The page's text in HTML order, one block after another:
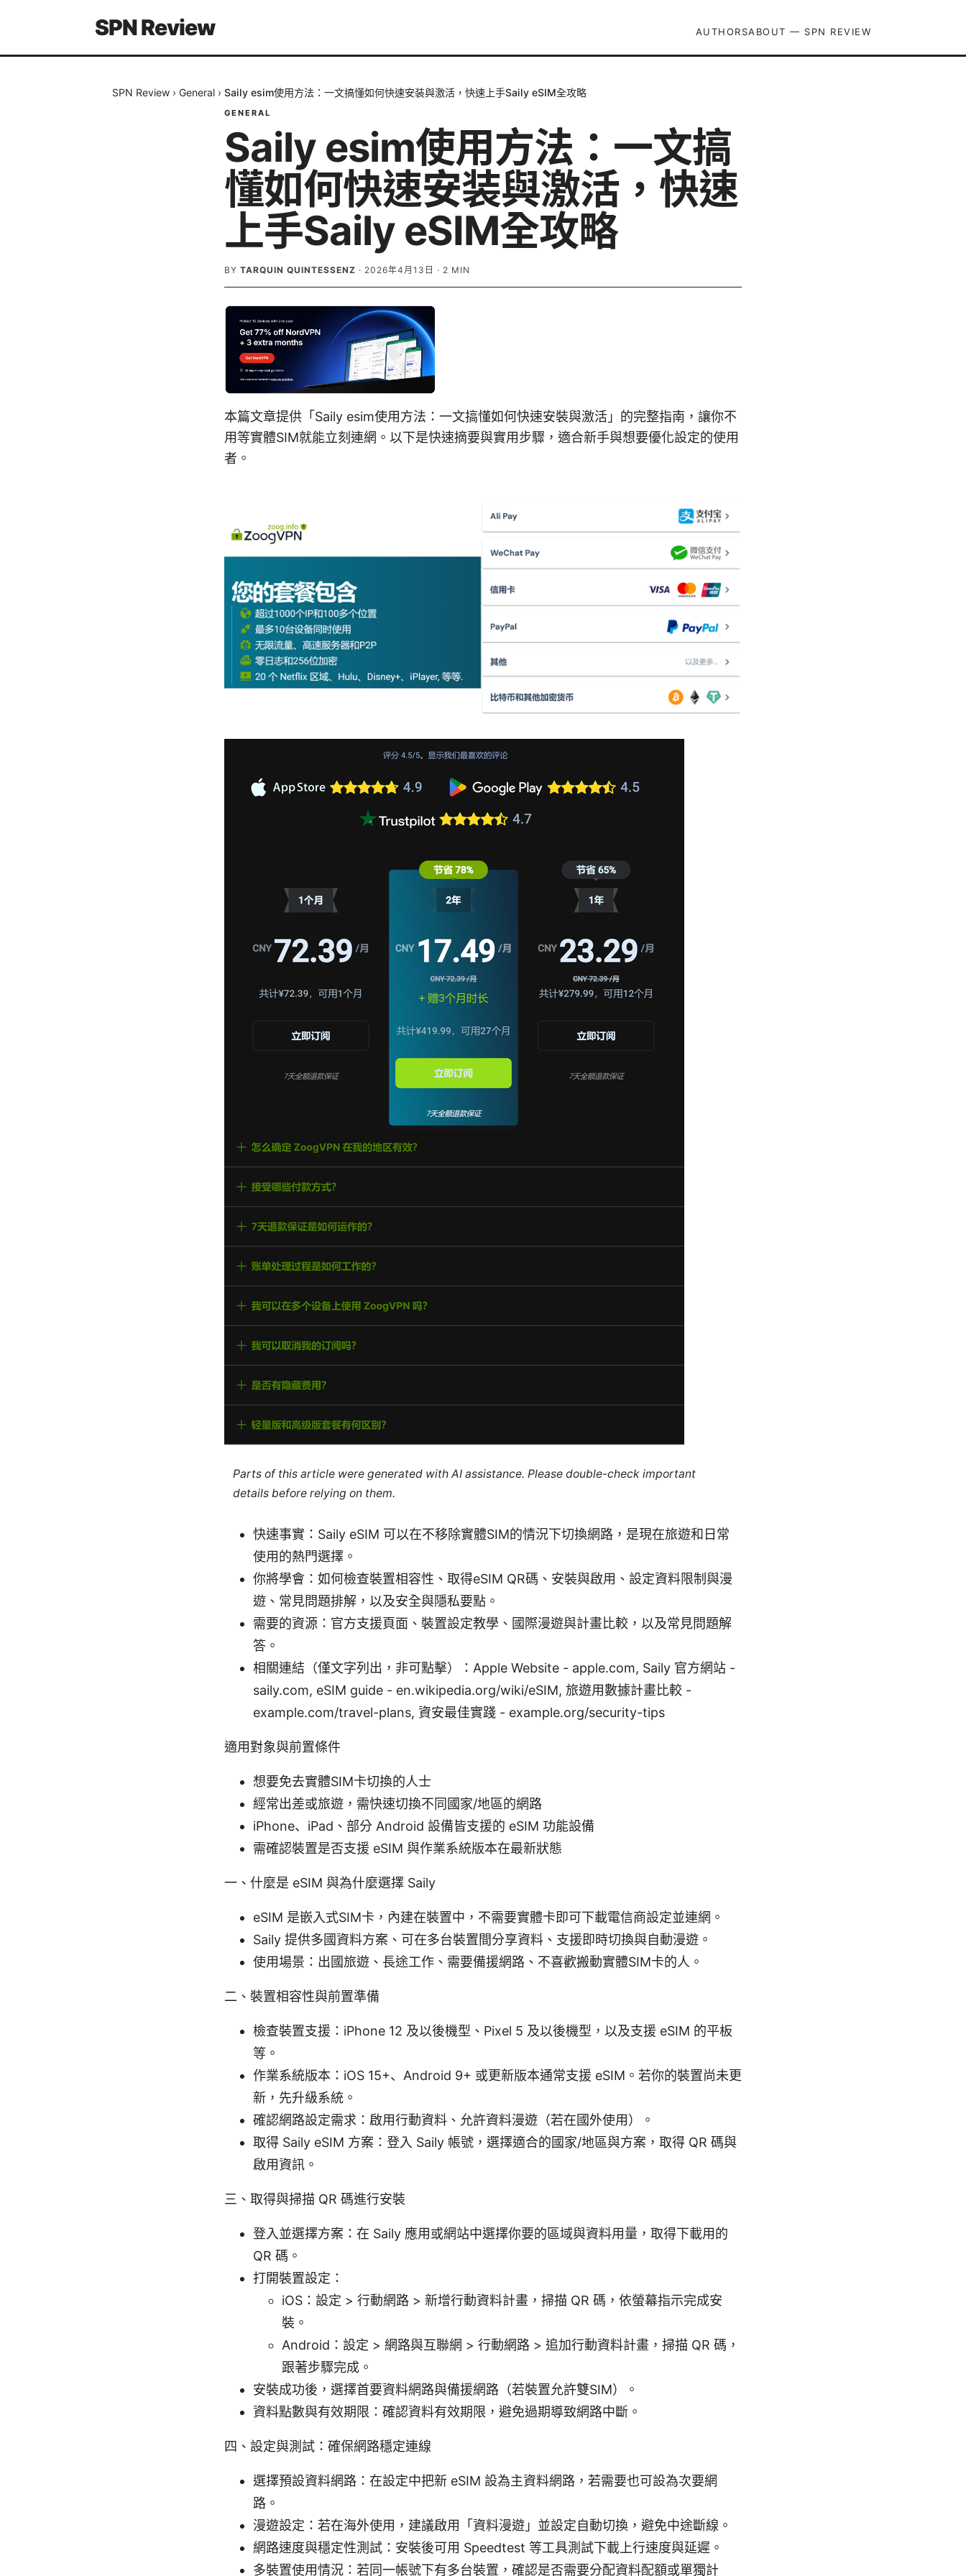
SPN Review AUTHORSABOUT — SPN REVIEW
SPN Review › General › Saily esim使用方法：一文搞懂如何快速安装與激活，快速上手Saily eSIM全攻略
GENERAL
Saily esim使用方法：一文搞
懂如何快速安装與激活，快速
上手Saily eSIM全攻略
BY TARQUIN QUINTESSENZ · 2026年4月13日 · 2 MIN
本篇文章提供「Saily esim使用方法：一文搞懂如何快速安裝與激活」的完整指南，讓你不
用等實體SIM就能立刻連網。以下是快速摘要與實用步驟，適合新手與想要優化設定的使用
者。
Parts of this article were generated with AI assistance. Please double-check important
details before relying on them.
快速事實：Saily eSIM 可以在不移除實體SIM的情況下切換網路，是現在旅遊和日常
使用的熱門選擇。
你將學會：如何檢查裝置相容性、取得eSIM QR碼、安裝與啟用、設定資料限制與漫
遊、常見問題排解，以及安全與隱私要點。
需要的資源：官方支援頁面、裝置設定教學、國際漫遊與計畫比較，以及常見問題解
答。
相關連結（僅文字列出，非可點擊）：Apple Website - apple.com, Saily 官方網站 -
saily.com, eSIM guide - en.wikipedia.org/wiki/eSIM, 旅遊用數據計畫比較 -
example.com/travel-plans, 資安最佳實踐 - example.org/security-tips
適用對象與前置條件
想要免去實體SIM卡切換的人士
經常出差或旅遊，需快速切換不同國家/地區的網路
iPhone、iPad、部分 Android 設備皆支援的 eSIM 功能設備
需確認裝置是否支援 eSIM 與作業系統版本在最新狀態
一、什麼是 eSIM 與為什麼選擇 Saily
eSIM 是嵌入式SIM卡，內建在裝置中，不需要實體卡即可下載電信商設定並連網。
Saily 提供多國資料方案、可在多台裝置間分享資料、支援即時切換與自動漫遊。
使用場景：出國旅遊、長途工作、需要備援網路、不喜歡搬動實體SIM卡的人。
二、裝置相容性與前置準備
檢查裝置支援：iPhone 12 及以後機型、Pixel 5 及以後機型，以及支援 eSIM 的平板
等。
作業系統版本：iOS 15+、Android 9+ 或更新版本通常支援 eSIM。若你的裝置尚未更
新，先升級系統。
確認網路設定需求：啟用行動資料、允許資料漫遊（若在國外使用）。
取得 Saily eSIM 方案：登入 Saily 帳號，選擇適合的國家/地區與方案，取得 QR 碼與
啟用資訊。
三、取得與掃描 QR 碼進行安裝
登入並選擇方案：在 Saily 應用或網站中選擇你要的區域與資料用量，取得下載用的
QR 碼。
打開裝置設定：
iOS：設定 > 行動網路 > 新增行動資料計畫，掃描 QR 碼，依螢幕指示完成安
裝。
Android：設定 > 網路與互聯網 > 行動網路 > 追加行動資料計畫，掃描 QR 碼，
跟著步驟完成。
安裝成功後，選擇首要資料網路與備援網路（若裝置允許雙SIM）。
資料點數與有效期限：確認資料有效期限，避免過期導致網路中斷。
四、設定與測試：確保網路穩定連線
選擇預設資料網路：在設定中把新 eSIM 設為主資料網路，若需要也可設為次要網
路。
漫遊設定：若在海外使用，建議啟用「資料漫遊」並設定自動切換，避免中途斷線。
網路速度與穩定性測試：安裝後可用 Speedtest 等工具測試下載上行速度與延遲。
多裝置使用情況：若同一帳號下有多台裝置，確認是否需要分配資料配額或單獨計